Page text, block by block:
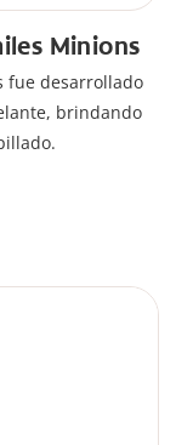
Minions
fue desarrollado
brindando